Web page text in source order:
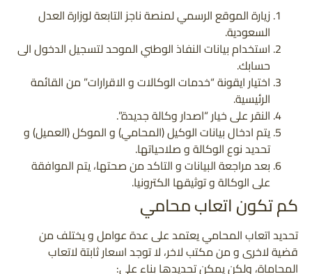
زيارة الموقع الرسمي لمنصة ناجز التابعة لوزارة العدل
السعودية.
استخدام بيانات النفاذ الوطني الموحد لتسجيل الدخول الى
حسابك.
اختيار ايقونة “خدمات الوكالات و الاقرارات” من القائمة
الرئيسية.
النقر على خيار “اصدار وكالة جديدة”.
يتم ادخال بيانات الوكيل (المحامي) و الموكل (العميل) و
تحديد نوع الوكالة و صلاحياتها.
بعد مراجعة البيانات و التاكد من صحتها، يتم الموافقة
على الوكالة و توثيقها الكترونيا.
كم تكون اتعاب محامي
تحديد اتعاب المحامي يعتمد على عدة عوامل و يختلف من
قضية لاخرى و من مكتب لاخر، لا توجد اسعار ثابتة لاتعاب
المحاماة، ولكن يمكن تحديدها بناء على: